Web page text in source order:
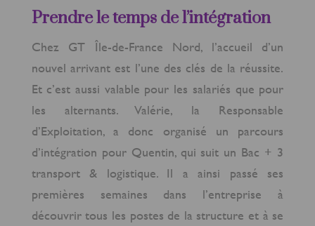
Prendre le temps de l’intégration
Chez GT Île-de-France Nord, l’accueil d’un
nouvel arrivant est l’une des clés de la réussite.
Et c’est aussi valable pour les salariés que pour
les alternants. Valérie, la Responsable
d’Exploitation, a donc organisé un parcours
d’intégration pour Quentin, qui suit un Bac + 3
transport & logistique. Il a ainsi passé ses
premières semaines dans l’entreprise à
découvrir tous les postes de la structure et à se